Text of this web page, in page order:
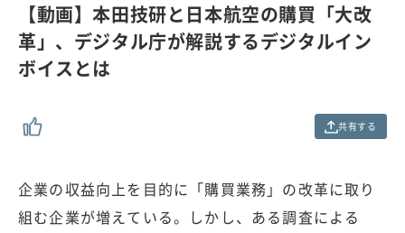
1
0
0
【動画】本田技研と日本航空の購買「大改
革」、デジタル庁が解説するデジタルイン
ボイスとは
共有する
企業の収益向上を目的に「購買業務」の改革に取り
組む企業が増えている。しかし、ある調査による